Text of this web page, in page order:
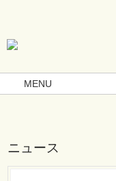
MENU
ニュース